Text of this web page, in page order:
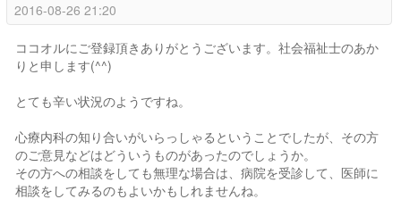
2016-08-26 21:20
ココオルにご登録頂きありがとうございます。社会福祉士のあか
りと申します(^^)
とても辛い状況のようですね。
心療内科の知り合いがいらっしゃるということでしたが、その方
のご意見などはどういうものがあったのでしょうか。
その方への相談をしても無理な場合は、病院を受診して、医師に
相談をしてみるのもよいかもしれませんね。